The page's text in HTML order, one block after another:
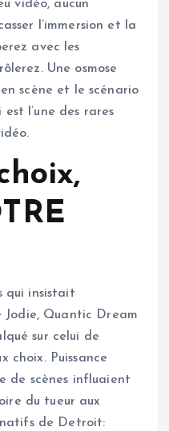
vidéo, aucun
l’immersion et la
avec les
Une osmose
scène et le scénario
l’une des rares
qui insistait
Jodie, Quantic Dream
sur celui de
choix. Puissance
de scènes influaient
du tueur aux
de Detroit: